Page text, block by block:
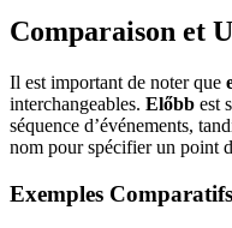
Comparaison et
Il est important de noter que
interchangeables. Előbb est
séquence d’événements,
nom pour spécifier un point
Exemples Comparatifs